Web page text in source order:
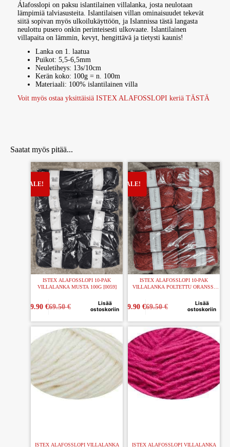
Álafosslopi on paksu islantilainen villalanka, josta neulotaan
lämpimiä talviasusteita. Islantilaisen villan ominaisuudet tekevät
siitä sopivan myös ulkoilukäyttöön, ja Islannissa tästä langasta
neulottu pusero onkin perinteisesti ulkovaate. Islantilainen
villapaita on lämmin, kevyt, hengittävä ja tietysti kaunis!
Lanka on 1. laatua
Puikot: 5,5-6,5mm
Neuletiheys: 13s/10cm
Kerän koko: 100g = n. 100m
Materiaali: 100% islantilainen villa
Voit myös ostaa yksittäisiä ISTEX ALAFOSSLOPI keriä TÄSTÄ
Saatat myös pitää...
ISTEX ALAFOSSLOPI 10-PAK
VILLALANKA MUSTA 100G [0059]
69.50€
59.90 €
Lisää
ostoskoriin
ISTEX ALAFOSSLOPI 10-PAK
VILLALANKA POLTETTU ORANSSI
69.50€
59.90 €
Lisää
ostoskoriin
ISTEX ALAFOSSLOPI VILLALANKA ISTEX ALAFOSSLOPI VILLALANKA